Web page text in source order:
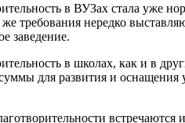
в ВУЗах стала уже
требования нередко
заведение.
в школах, как и в
для развития и